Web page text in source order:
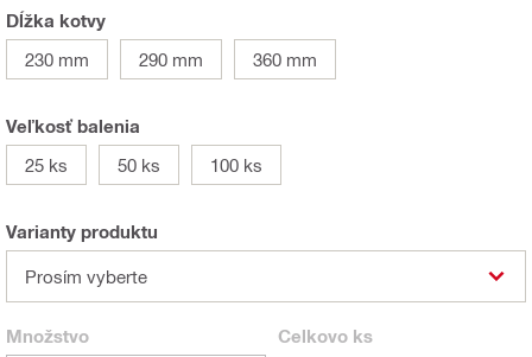
Dĺžka kotvy
230 mm
290 mm 360 mm
Veľkosť balenia
25 ks
50 ks 100 ks
Varianty produktu
Prosím vyberte
Množstvo Celkovo ks